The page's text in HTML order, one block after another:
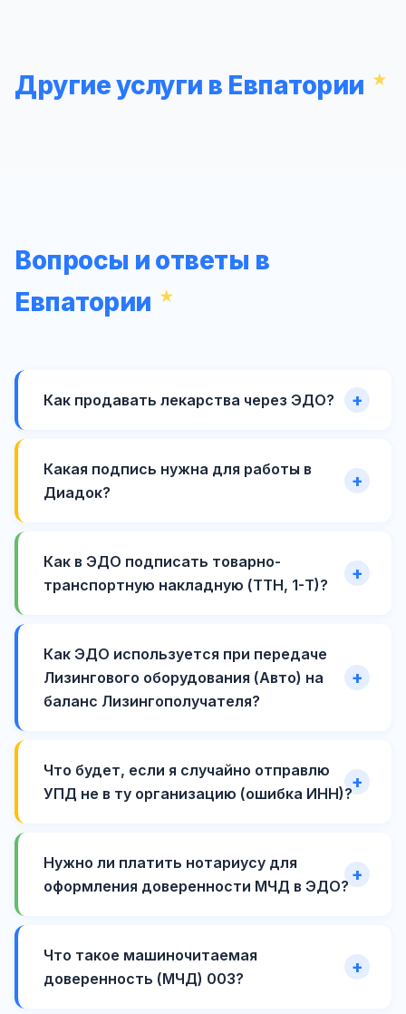
Другие услуги в Евпатории
Вопросы и ответы в
Евпатории
Как продавать лекарства через ЭДО?
Какая подпись нужна для работы в
Диадок?
Как в ЭДО подписать товарно-
транспортную накладную (ТТН, 1-Т)?
Как ЭДО используется при передаче
Лизингового оборудования (Авто) на
баланс Лизингополучателя?
Что будет, если я случайно отправлю
УПД не в ту организацию (ошибка ИНН)?
Нужно ли платить нотариусу для
оформления доверенности МЧД в ЭДО?
Что такое машиночитаемая
доверенность (МЧД) 003?